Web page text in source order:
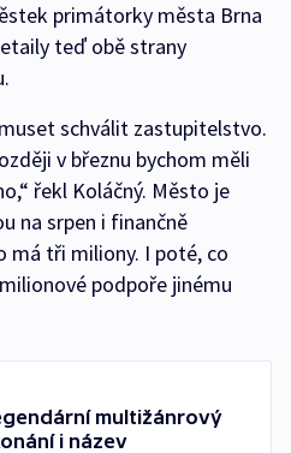
primátorky města Brna
teď obě strany
schválit zastupitelstvo.
v březnu bychom měli
řekl Koláčný. Město je
na srpen i finančně
má tři miliony. I poté, co
podpoře jinému
multižánrový
i název